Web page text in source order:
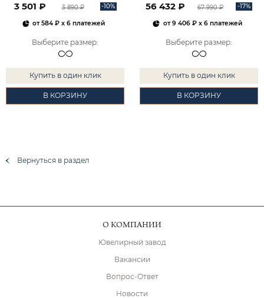
3 501 ₽ 3 890 ₽ -10%
от584 ₽ x 6 платежей
Выберите размер:
Купить в один клик
В КОРЗИНУ
56 432 ₽ 67 990 ₽ -17%
от9 406 ₽x 6 платежей
Выберите размер:
Купить в один клик
В КОРЗИНУ
Вернуться в раздел
О КОМПАНИИ
Ювелирный завод
Вакансии
Вопрос-Ответ
Новости